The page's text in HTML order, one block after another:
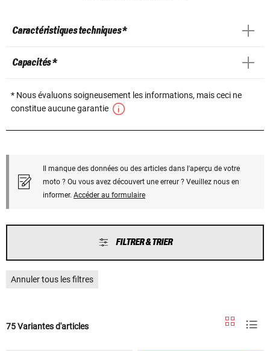
Caractéristiques techniques *
Capacités *
* Nous évaluons soigneusement les informations, mais ceci ne
constitue aucune garantie
Il manque des données ou des articles dans l'aperçu de votre
moto ? Ou vous avez découvert une erreur ? Veuillez nous en
informer. Accéder au formulaire
FILTRER & TRIER
Annuler tous les filtres
75 Variantes d'articles